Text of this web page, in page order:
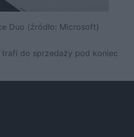
Duo (źródło: Microsoft)
trafi do sprzedaży pod koniec